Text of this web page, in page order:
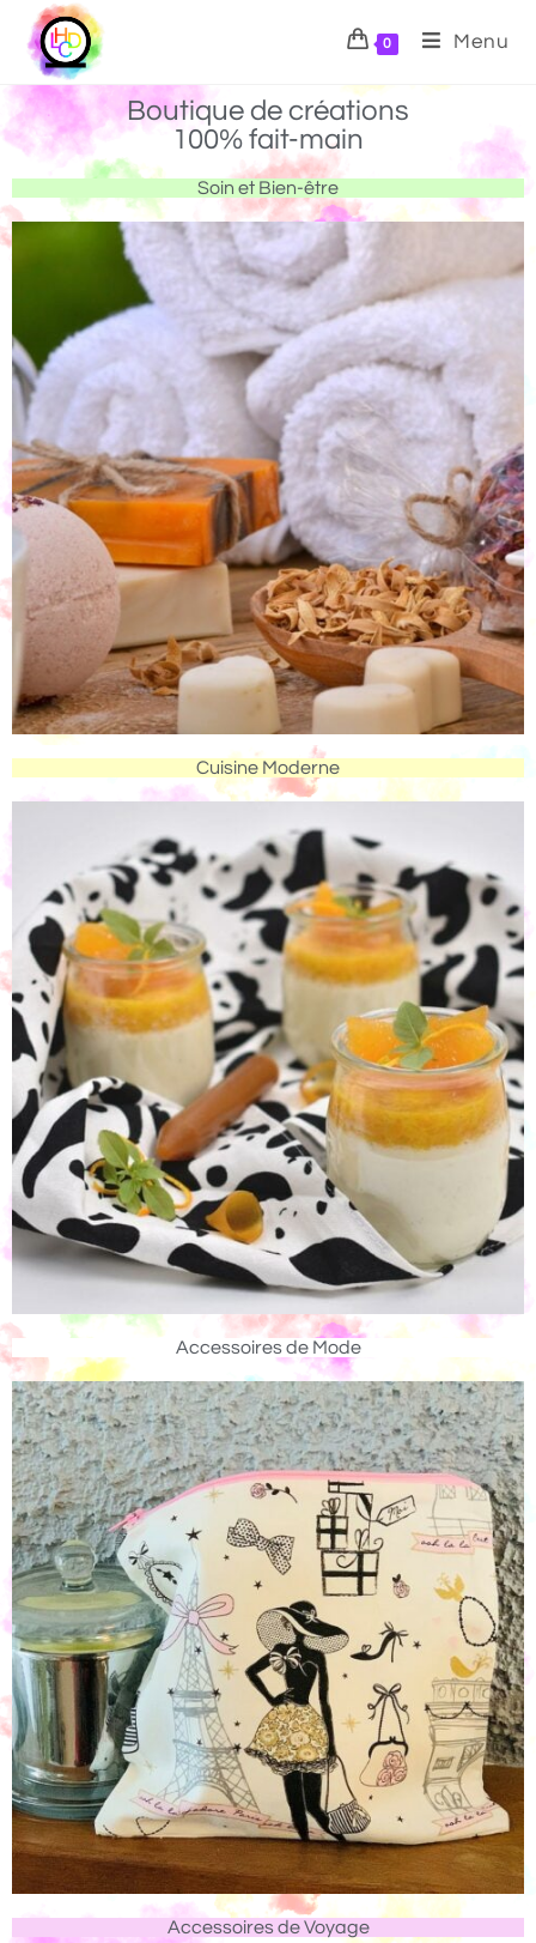
0 Menu
Boutique de créations
100% fait-main
Soin et Bien-être
Cuisine Moderne
Accessoires de Mode
Accessoires de Voyage